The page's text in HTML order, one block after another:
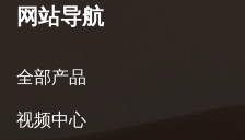
网站导航
全部产品
视频中心